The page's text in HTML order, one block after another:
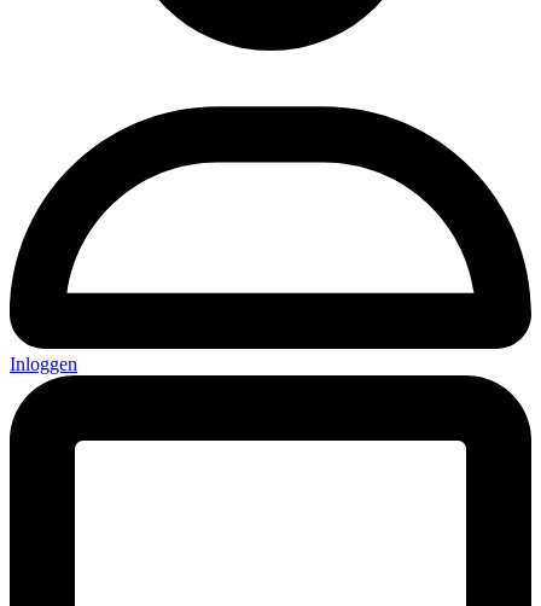
Inloggen